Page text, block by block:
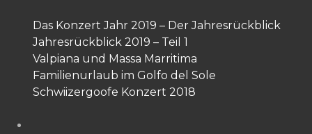
Das Konzert Jahr 2019 – Der Jahresrückblick
Jahresrückblick 2019 – Teil 1
Valpiana und Massa Marritima
Familienurlaub im Golfo del Sole
Schwiizergoofe Konzert 2018